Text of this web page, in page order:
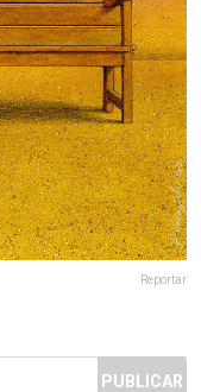
Reportar
PUBLICAR